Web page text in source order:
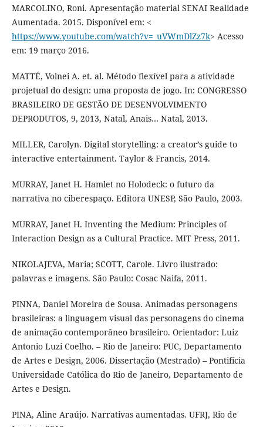
MARCOLINO, Roni. Apresentação material SENAI Realidade
Aumentada. 2015. Disponível em: <
https://www.youtube.com/watch?v=_uVWmDlZz7k> Acesso
em: 19 março 2016.
MATTÉ, Volnei A. et. al. Método flexível para a atividade
projetual do design: uma proposta de jogo. In: CONGRESSO
BRASILEIRO DE GESTÃO DE DESENVOLVIMENTO
DEPRODUTOS, 9, 2013, Natal, Anais… Natal, 2013.
MILLER, Carolyn. Digital storytelling: a creator’s guide to
interactive entertainment. Taylor & Francis, 2014.
MURRAY, Janet H. Hamlet no Holodeck: o futuro da
narrativa no ciberespaço. Editora UNESP, São Paulo, 2003.
MURRAY, Janet H. Inventing the Medium: Principles of
Interaction Design as a Cultural Practice. MIT Press, 2011.
NIKOLAJEVA, Maria; SCOTT, Carole. Livro ilustrado:
palavras e imagens. São Paulo: Cosac Naifa, 2011.
PINNA, Daniel Moreira de Sousa. Animadas personagens
brasileiras: a linguagem visual das personagens do cinema
de animação contemporâneo brasileiro. Orientador: Luiz
Antonio Luzi Coelho. – Rio de Janeiro: PUC, Departamento
de Artes e Design, 2006. Dissertação (Mestrado) – Pontifícia
Universidade Católica do Rio de Janeiro, Departamento de
Artes e Design.
PINA, Aline Araújo. Narrativas aumentadas. UFRJ, Rio de